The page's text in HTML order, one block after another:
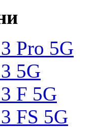
Pro 5G
5G
F 5G
FS 5G